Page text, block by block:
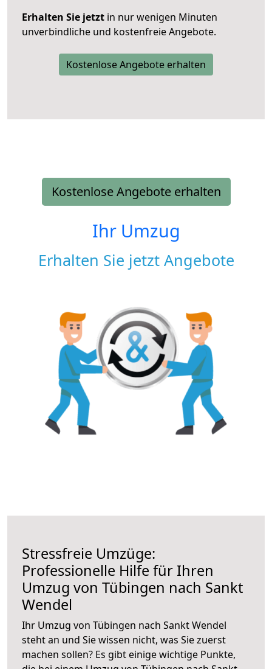
Erhalten Sie jetzt in nur wenigen Minuten
unverbindliche und kostenfreie Angebote.
Kostenlose Angebote erhalten
Kostenlose Angebote erhalten
Ihr Umzug
Erhalten Sie jetzt Angebote
Stressfreie Umzüge:
Professionelle Hilfe für Ihren
Umzug von Tübingen nach Sankt
Wendel
Ihr Umzug von Tübingen nach Sankt Wendel
steht an und Sie wissen nicht, was Sie zuerst
machen sollen? Es gibt einige wichtige Punkte,